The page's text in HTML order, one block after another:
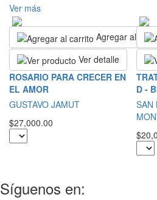
Ver más
Agregar al
Ver detalle
ROSARIO PARA CRECER EN
EL AMOR
GUSTAVO JAMUT
$27,000.00
D -
SAN
Síguenos en: